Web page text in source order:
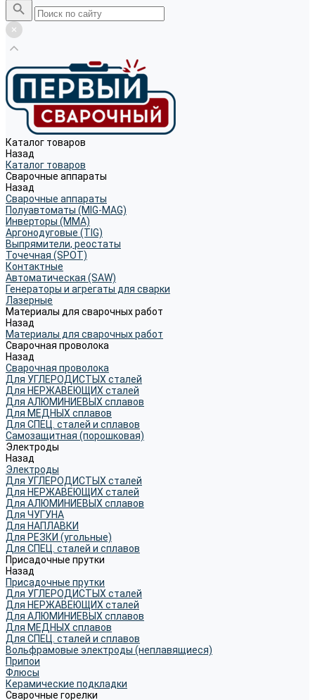
Каталог товаров
Назад
Каталог товаров
Сварочные аппараты
Назад
Сварочные аппараты
Полуавтоматы (MIG-MAG)
Инверторы (MMA)
Аргонодуговые (TIG)
Выпрямители, реостаты
Точечная (SPOT)
Контактные
Автоматическая (SAW)
Генераторы и агрегаты для сварки
Лазерные
Материалы для сварочных работ
Назад
Материалы для сварочных работ
Сварочная проволока
Назад
Сварочная проволока
Для УГЛЕРОДИСТЫХ сталей
Для НЕРЖАВЕЮЩИХ сталей
Для АЛЮМИНИЕВЫХ сплавов
Для МЕДНЫХ сплавов
Для СПЕЦ. сталей и сплавов
Самозащитная (порошковая)
Электроды
Назад
Электроды
Для УГЛЕРОДИСТЫХ сталей
Для НЕРЖАВЕЮЩИХ сталей
Для АЛЮМИНИЕВЫХ сплавов
Для ЧУГУНА
Для НАПЛАВКИ
Для РЕЗКИ (угольные)
Для СПЕЦ. сталей и сплавов
Присадочные прутки
Назад
Присадочные прутки
Для УГЛЕРОДИСТЫХ сталей
Для НЕРЖАВЕЮЩИХ сталей
Для АЛЮМИНИЕВЫХ сплавов
Для МЕДНЫХ сплавов
Для СПЕЦ. сталей и сплавов
Вольфрамовые электроды (неплавящиеся)
Припои
Флюсы
Керамические подкладки
Сварочные горелки